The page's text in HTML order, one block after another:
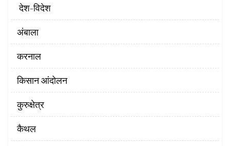
‌ देश-विदेश
अंबाला
करनाल
किसान आंदोलन
कुरुक्षेत्र
कैथल